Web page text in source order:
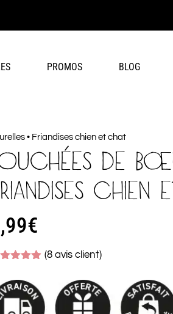
PROMOS BLOG
• Friandises chien et chat
DE
CHIEN
€
5
sur
(8 avis client)